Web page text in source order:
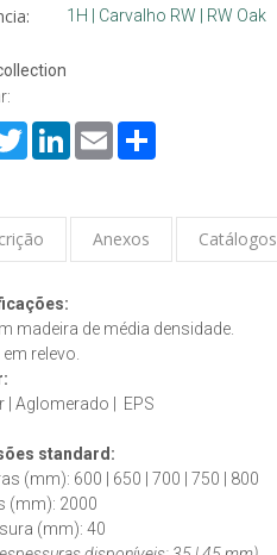
1H | Carvalho RW | RW Oak
TwitterLinkedInEmail Share
Anexos Catálogos
madeira de média densidade.
relevo.
| Aglomerado | EPS
standard:
(mm): 600 | 650 | 700 | 750 | 800
(mm): 2000
(mm): 40